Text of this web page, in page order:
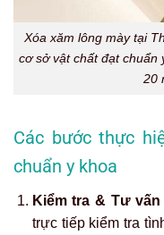
Xóa xăm lông mày tại
cơ sở vật chất đạt chuẩn
20
Các bước thực
chuẩn y khoa
Kiểm tra & Tư
trực tiếp kiểm tra